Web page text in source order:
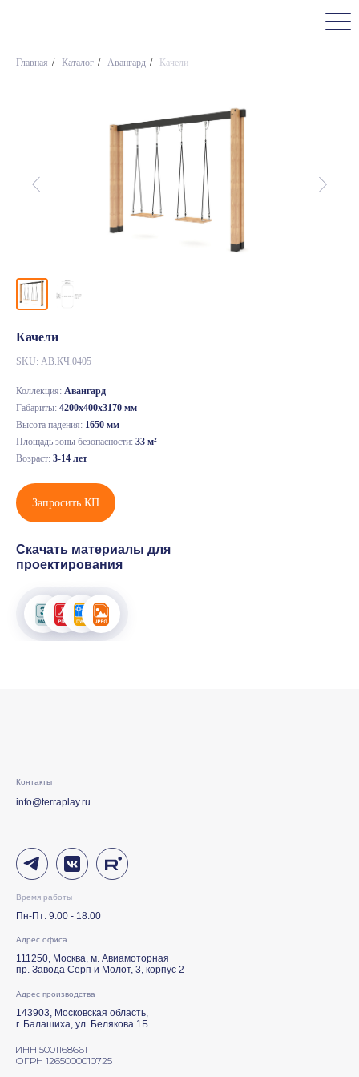
Главная / Каталог / Авангард / Качели
Качели
SKU: АВ.КЧ.0405
Коллекция: Авангард
Габариты: 4200х400х3170 мм
Высота падения: 1650 мм
Площадь зоны безопасности: 33 м²
Возраст: 3-14 лет
Запросить КП
Скачать материалы для
проектирования
info@terraplay.ru
Контакты
Пн-Пт: 9:00 - 18:00
Время работы
Адрес офиса
111250, Москва, м. Авиамоторная
пр. Завода Серп и Молот, 3, корпус 2
ИНН 5001168661
ОГРН 1265000010725
Адрес производства
143903, Московская область,
г. Балашиха, ул. Белякова 1Б